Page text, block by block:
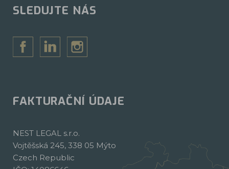
SLEDUJTE NÁS
FAKTURAČNÍ ÚDAJE
NEST LEGAL s.r.o.
Vojtěšská 245, 338 05 Mýto
Czech Republic